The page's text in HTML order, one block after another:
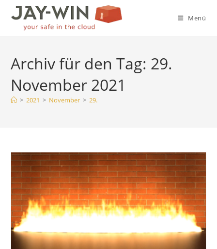
Inhalt
springen
Menü
Archiv für den Tag: 29.
November 2021
> 2021 > November > 29.